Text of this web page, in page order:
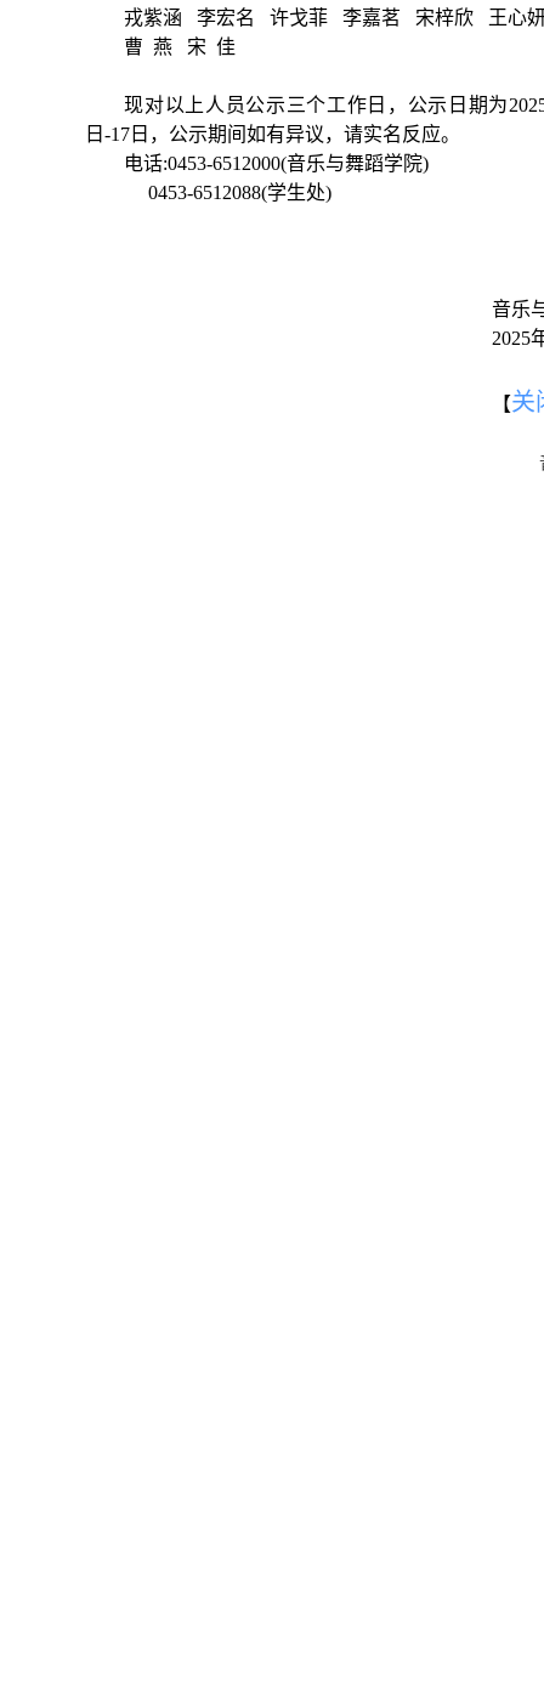
戎紫涵 李宏名 许戈菲 李嘉茗 宋梓欣
王心
曹 燕 宋 佳
现对以上人员公示三个工作日，公示日期为
日-17日，公示期间如有异议，请实名反应。
电话:0453-6512000(音乐与舞蹈学院)
0453-6512088(学生处)
音乐
2025
【关